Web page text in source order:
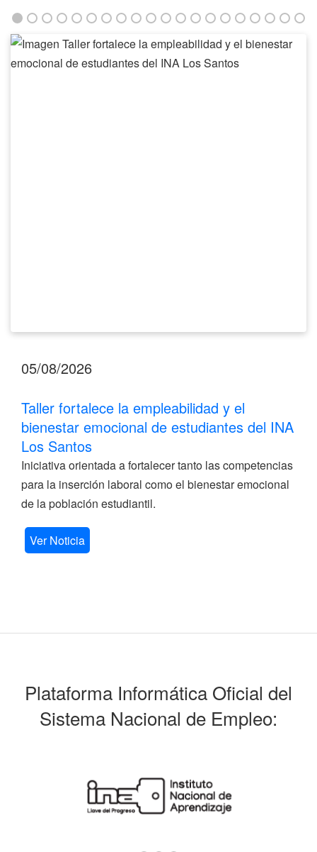
Taller
fortalece
05/08/2026
Taller fortalece la empleabilidad y el
bienestar emocional de estudiantes del INA
Los Santos
Iniciativa orientada a fortalecer tanto las competencias
para la inserción laboral como el bienestar emocional
de la población estudiantil.
Ver Noticia
Plataforma Informática Oficial del
Sistema Nacional de Empleo: